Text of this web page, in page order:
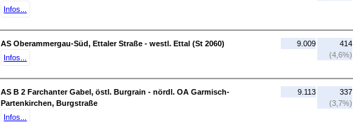
Infos...
AS Oberammergau-Süd, Ettaler Straße - westl. Ettal (St 2060)
Infos...
9.009
414
(4,6%)
AS B 2 Farchanter Gabel, östl. Burgrain - nördl. OA Garmisch-
Partenkirchen, Burgstraße
Infos...
9.113
337
(3,7%)